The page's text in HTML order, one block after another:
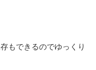
もできるのでゆっくり